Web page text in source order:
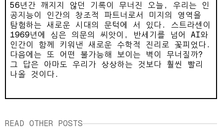
56년간 깨지지 않던 기록이 무너진 오늘, 우리는 인
공지능이 인간의 창조적 파트너로서 미지의 영역을
탐험하는 새로운 시대의 문턱에 서 있다. 스트라센이
1969년에 심은 의문의 씨앗이, 반세기를 넘어 AI와
인간이 함께 키워낸 새로운 수학적 진리로 꽃피었다.
다음에는 또 어떤 불가능해 보이는 벽이 무너질까?
그 답은 아마도 우리가 상상하는 것보다 훨씬 빨리
나올 것이다.
READ OTHER POSTS